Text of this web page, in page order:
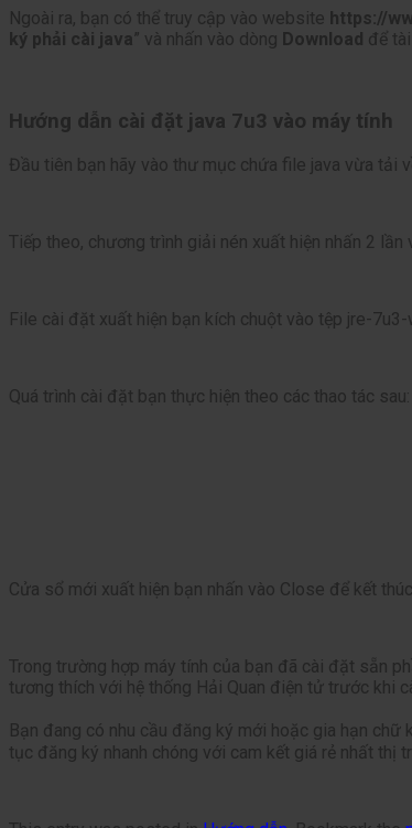
Ngoài ra, bạn có thể truy cập vào website https://
ký phải cài java” và nhấn vào dòng Download để
Hướng dẫn cài đặt java 7u3 vào máy tính
Đầu tiên bạn hãy vào thư mục chứa file java vừa tải
Tiếp theo, chương trình giải nén xuất hiện nhấn 2
File cài đặt xuất hiện bạn kích chuột vào tệp jre-
Quá trình cài đặt bạn thực hiện theo các thao tác sau:
Cửa sổ mới xuất hiện bạn nhấn vào Close để kết
Trong trường hợp máy tính của bạn đã cài đặt sẵn
tương thích với hệ thống Hải Quan điện tử trước khi
Bạn đang có nhu cầu đăng ký mới hoặc gia hạn
tục đăng ký nhanh chóng với cam kết giá rẻ nhất thị